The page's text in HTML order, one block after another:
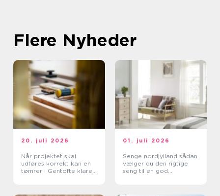
Flere Nyheder
20. juli 2026
Når projektet skal
udføres korrekt kan en
tømrer i Gentofte klare
01. juli 2026
Senge nordjylland sådan
vælger du den rigtige
seng til en god